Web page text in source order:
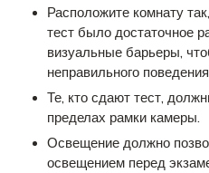
Расположите комнату
тест было достаточное
визуальные барьеры,
неправильного
Те, кто сдают тест,
пределах рамки камеры.
Освещение должно
освещением перед